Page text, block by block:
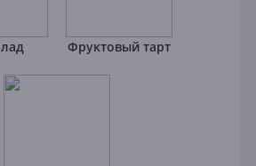
Фруктовый тарт